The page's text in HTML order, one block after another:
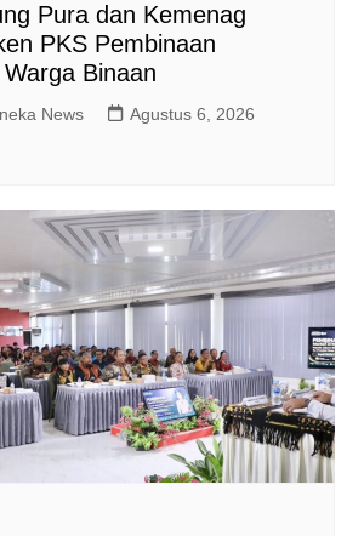
Pura dan Kemenag
PKS Pembinaan
Binaan
News
Agustus 6, 2026